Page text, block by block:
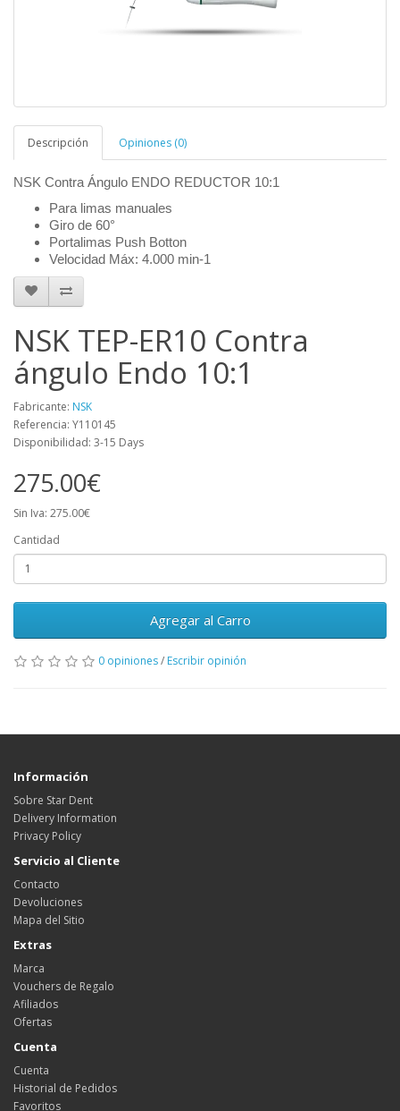
Descripción Opiniones (0)
NSK Contra Ángulo ENDO REDUCTOR 10:1
Para limas manuales
Giro de 60°
Portalimas Push Botton
Velocidad Máx: 4.000 min-1
NSK TEP-ER10 Contra
ángulo Endo 10:1
Fabricante: NSK
Referencia: Y110145
Disponibilidad: 3-15 Days
275.00€
Sin Iva: 275.00€
Cantidad
Agregar al Carro
0 opiniones/ Escribir opinión
Información
Sobre Star Dent
Delivery Information
Privacy Policy
Servicio al Cliente
Contacto
Devoluciones
Mapa del Sitio
Extras
Marca
Vouchers de Regalo
Afiliados
Ofertas
Cuenta
Cuenta
Historial de Pedidos
Favoritos